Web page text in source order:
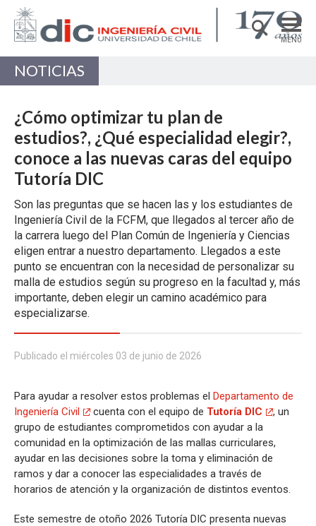
MENÚ
PREGRADO
POSTGRADO
EXTENSIÓN
Estructuras, Construcción y Geotecnia
Ingeniería de Transporte
Recursos Hídricos y Medio Ambiente
NOTICIAS
¿Cómo optimizar tu plan de
estudios?, ¿Qué especialidad elegir?,
conoce a las nuevas caras del equipo
Tutoría DIC
Son las preguntas que se hacen las y los estudiantes de
Ingeniería Civil de la FCFM, que llegados al tercer año de
la carrera luego del Plan Común de Ingeniería y Ciencias
eligen entrar a nuestro departamento. Llegados a este
punto se encuentran con la necesidad de personalizar su
malla de estudios según su progreso en la facultad y, más
importante, deben elegir un camino académico para
especializarse.
Publicado el miércoles 03 de junio de 2026
Para ayudar a resolver estos problemas el Departamento de
Ingeniería Civil
cuenta con el equipo de Tutoría DIC
, un
grupo de estudiantes comprometidos con ayudar a la
comunidad en la optimización de las mallas curriculares,
ayudar en las decisiones sobre la toma y eliminación de
ramos y dar a conocer las especialidades a través de
horarios de atención y la organización de distintos eventos.
Este semestre de otoño 2026 Tutoría DIC presenta nuevas